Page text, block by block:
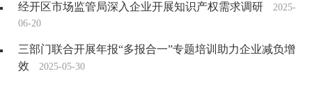
经开区市场监管局深入企业开展知识产权需求调研 2025-
06-20
三部门联合开展年报“多报合一”专题培训助力企业减负增
效
2025-05-30